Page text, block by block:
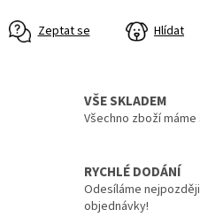
Zeptat se Hlídat
VŠE SKLADEM
Všechno zboží máme
RYCHLÉ DODÁNÍ
Odesíláme
objednávky!